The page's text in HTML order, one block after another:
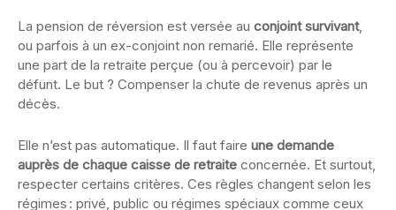
La pension de réversion est versée au conjoint survivant,
ou parfois à un ex-conjoint non remarié. Elle représente
une part de la retraite perçue (ou à percevoir) par le
défunt. Le but ? Compenser la chute de revenus après un
décès.
Elle n’est pas automatique. Il faut faire une demande
auprès de chaque caisse de retraite concernée. Et surtout,
respecter certains critères. Ces règles changent selon les
régimes : privé, public ou régimes spéciaux comme ceux